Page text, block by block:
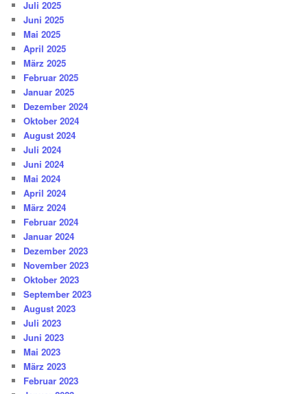
Juli 2025
Juni 2025
Mai 2025
April 2025
März 2025
Februar 2025
Januar 2025
Dezember 2024
Oktober 2024
August 2024
Juli 2024
Juni 2024
Mai 2024
April 2024
März 2024
Februar 2024
Januar 2024
Dezember 2023
November 2023
Oktober 2023
September 2023
August 2023
Juli 2023
Juni 2023
Mai 2023
März 2023
Februar 2023